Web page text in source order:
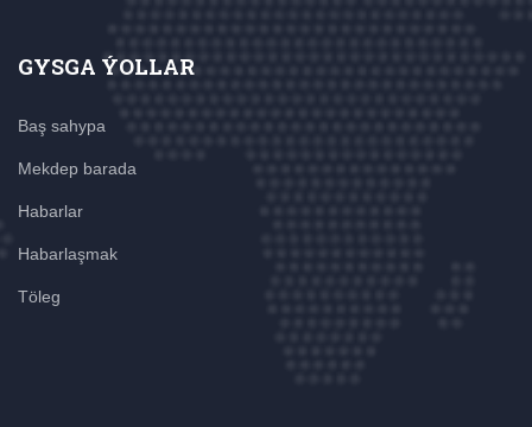
GYSGA ÝOLLAR
Baş sahypa
Mekdep barada
Habarlar
Habarlaşmak
Töleg